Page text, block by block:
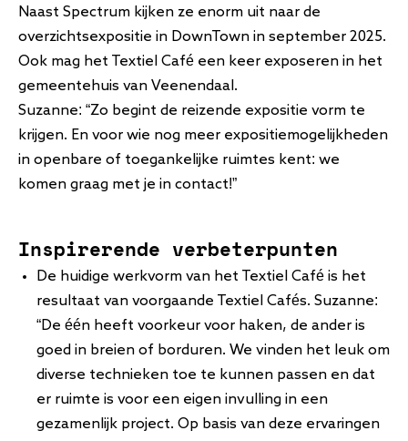
Naast Spectrum kijken ze enorm uit naar de
overzichtsexpositie in DownTown in september 2025.
Ook mag het Textiel Café een keer exposeren in het
gemeentehuis van Veenendaal.
Suzanne: “Zo begint de reizende expositie vorm te
krijgen. En voor wie nog meer expositiemogelijkheden
in openbare of toegankelijke ruimtes kent: we
komen graag met je in contact!”
Inspirerende verbeterpunten
De huidige werkvorm van het Textiel Café is het
resultaat van voorgaande Textiel Cafés. Suzanne:
“De één heeft voorkeur voor haken, de ander is
goed in breien of borduren. We vinden het leuk om
diverse technieken toe te kunnen passen en dat
er ruimte is voor een eigen invulling in een
gezamenlijk project. Op basis van deze ervaringen